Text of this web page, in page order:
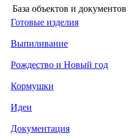
База объектов и документов
Готовые изделия
Выпиливание
Рождество и Новый год
Кормушки
Идеи
Документация